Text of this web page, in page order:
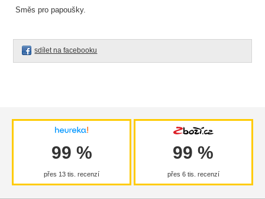
Směs pro papoušky.
sdílet na facebooku
99 %
přes 13 tis. recenzí
99 %
přes 6 tis. recenzí